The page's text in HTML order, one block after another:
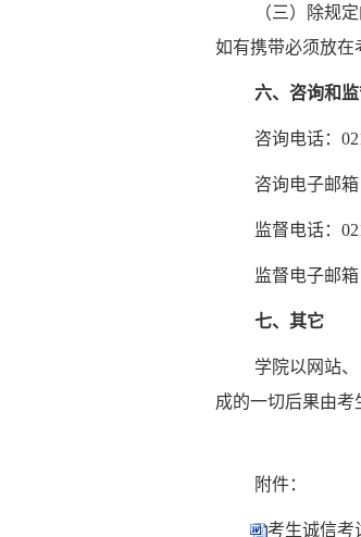
（三）除规
如有携带必须放在
六、咨询和监
咨询电话：
咨询电子邮箱
监督电话：
监督电子邮箱
七、其它
学院以网站
成的一切后果由考
附件：
考生诚信考